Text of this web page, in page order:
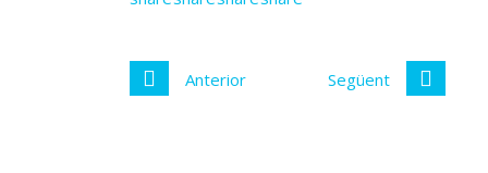
Anterior Següent